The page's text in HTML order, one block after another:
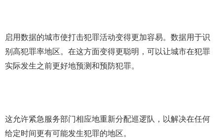
启用数据的城市使打击犯罪活动变得更加容易。数据用于识
别高犯罪率地区。在这方面变得更聪明，可以让城市在犯罪
实际发生之前更好地预测和预防犯罪。
这允许紧急服务部门相应地重新分配巡逻队，以解决在任何
给定时间更有可能发生犯罪的地区。